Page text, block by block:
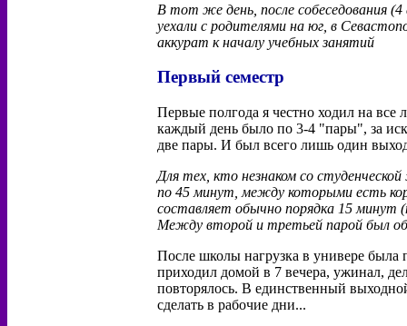
В тот же день, после собеседования
уехали с родителями на юг, в
аккурат к началу учебных занятий
Первый семестр
Первые полгода я честно ходил на все
каждый день было по 3-4 "пары", за
две пары. И был всего лишь один
Для тех, кто незнаком со
по 45 минут, между которыми есть
составляет обычно порядка 15 минут
Между второй и третьей парой был
После школы нагрузка в универе была
приходил домой в 7 вечера, ужинал,
повторялось. В единственный
сделать в рабочие дни...